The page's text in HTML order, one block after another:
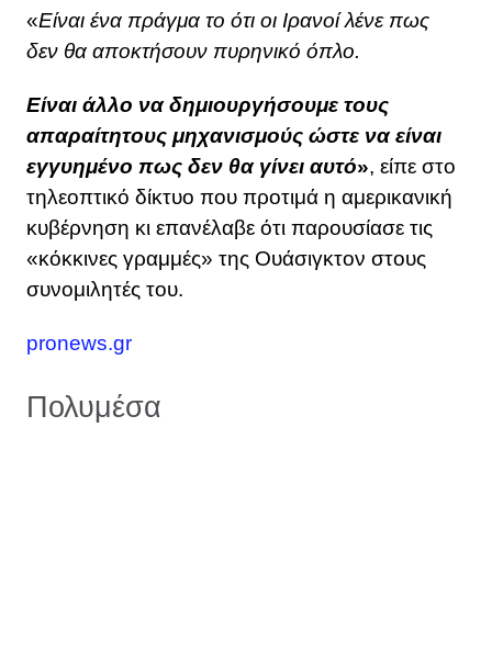
«Είναι ένα πράγμα το ότι οι Ιρανοί λένε πως
δεν θα αποκτήσουν πυρηνικό όπλο.
Είναι άλλο να δημιουργήσουμε τους
απαραίτητους μηχανισμούς ώστε να είναι
εγγυημένο πως δεν θα γίνει αυτό», είπε στο
τηλεοπτικό δίκτυο που προτιμά η αμερικανική
κυβέρνηση κι επανέλαβε ότι παρουσίασε τις
«κόκκινες γραμμές» της Ουάσιγκτον στους
συνομιλητές του.
pronews.gr
Πολυμέσα